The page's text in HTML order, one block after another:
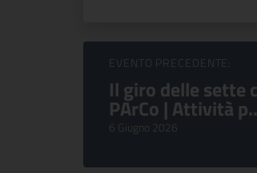
Sfoglia Eventi
EVENTO PRECEDENTE:
Il giro delle sette
PArCo | Attività
6 Giugno 2026